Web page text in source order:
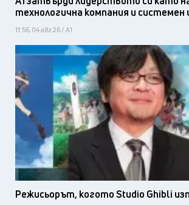
технологична компания и
11:56, 04 авг 26 / А1
Режисьорът, когото Studio Ghibli